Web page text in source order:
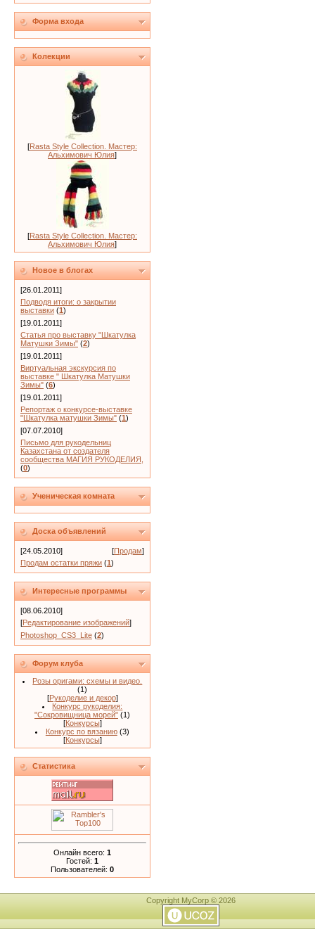
Форма входа
Колекции
[Rasta Style Collection. Мастер:
Альхимович Юлия]
[Rasta Style Collection. Мастер:
Альхимович Юлия]
Новое в блогах
[26.01.2011]
Подводя итоги: о закрытии
выставки (1)
[19.01.2011]
Статья про выставку "Шкатулка
Матушки Зимы" (2)
[19.01.2011]
Виртуальная экскурсия по
выставке " Шкатулка Матушки
Зимы" (6)
[19.01.2011]
Репортаж о конкурсе-выставке
"Шкатулка матушки Зимы" (1)
[07.07.2010]
Письмо для рукодельниц
Казахстана от создателя
сообщества МАГИЯ РУКОДЕЛИЯ,
(0)
Ученическая комната
Доска объявлений
[24.05.2010] [Продам]
Продам остатки пряжи (1)
Интересные программы
[08.06.2010]
[Редактирование изображений]
Photoshop_CS3_Lite (2)
Форум клуба
Розы оригами: схемы и видео.
(1)
[Рукоделие и декор]
Конкурс рукоделия:
"Сокровищница морей" (1)
[Конкурсы]
Конкурс по вязанию (3)
[Конкурсы]
Статистика
Онлайн всего: 1
Гостей: 1
Пользователей: 0
Copyright MyCorp © 2026